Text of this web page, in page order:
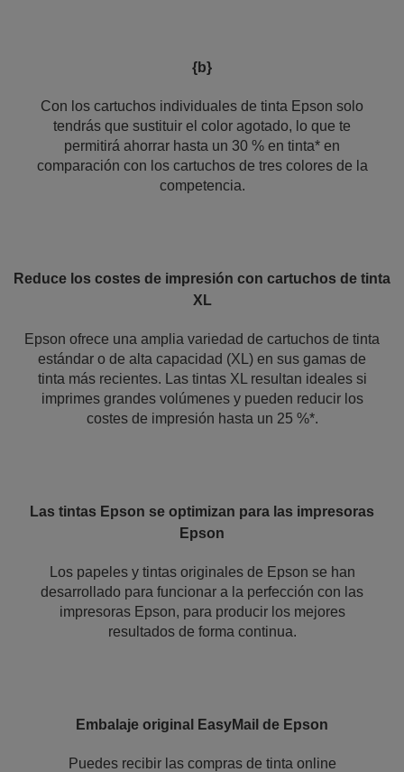
{b}
Con los cartuchos individuales de tinta Epson solo
tendrás que sustituir el color agotado, lo que te
permitirá ahorrar hasta un 30 % en tinta* en
comparación con los cartuchos de tres colores de la
competencia.
Reduce los costes de impresión con cartuchos de tinta
XL
Epson ofrece una amplia variedad de cartuchos de tinta
estándar o de alta capacidad (XL) en sus gamas de
tinta más recientes. Las tintas XL resultan ideales si
imprimes grandes volúmenes y pueden reducir los
costes de impresión hasta un 25 %*.
Las tintas Epson se optimizan para las impresoras
Epson
Los papeles y tintas originales de Epson se han
desarrollado para funcionar a la perfección con las
impresoras Epson, para producir los mejores
resultados de forma continua.
Embalaje original EasyMail de Epson
Puedes recibir las compras de tinta online